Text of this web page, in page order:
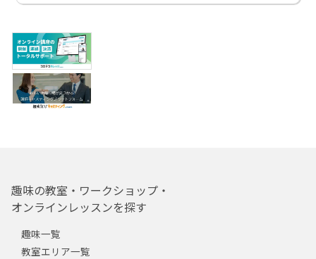
趣味の教室・ワークショップ・
オンラインレッスンを探す
趣味一覧
教室エリア一覧